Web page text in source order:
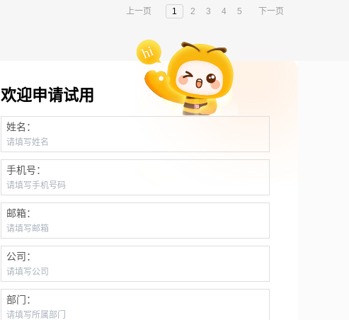
上一页 1 2 3 4 5 下一页
欢迎申请试用
姓名：
手机号：
邮箱：
公司：
部门：